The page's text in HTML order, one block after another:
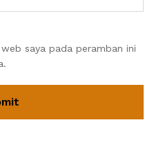
saya pada peramban ini